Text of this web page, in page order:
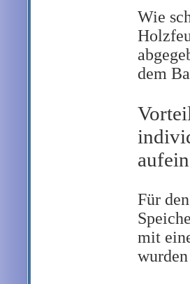
Wie
dem
Für
mit